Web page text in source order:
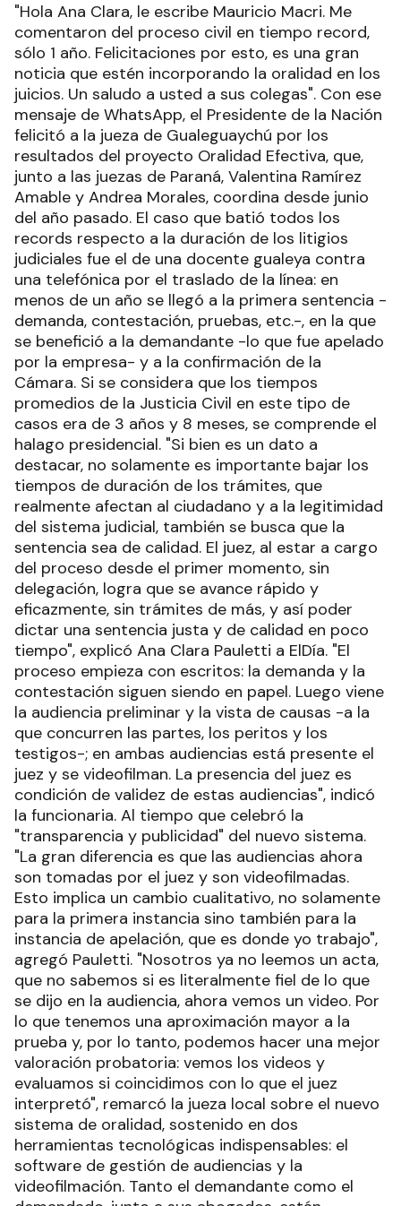
"Hola Ana Clara, le escribe Mauricio Macri. Me
comentaron del proceso civil en tiempo record,
sólo 1 año. Felicitaciones por esto, es una gran
noticia que estén incorporando la oralidad en los
juicios. Un saludo a usted a sus colegas". Con ese
mensaje de WhatsApp, el Presidente de la Nación
felicitó a la jueza de Gualeguaychú por los
resultados del proyecto Oralidad Efectiva, que,
junto a las juezas de Paraná, Valentina Ramírez
Amable y Andrea Morales, coordina desde junio
del año pasado. El caso que batió todos los
records respecto a la duración de los litigios
judiciales fue el de una docente gualeya contra
una telefónica por el traslado de la línea: en
menos de un año se llegó a la primera sentencia -
demanda, contestación, pruebas, etc.-, en la que
se benefició a la demandante -lo que fue apelado
por la empresa- y a la confirmación de la
Cámara. Si se considera que los tiempos
promedios de la Justicia Civil en este tipo de
casos era de 3 años y 8 meses, se comprende el
halago presidencial. "Si bien es un dato a
destacar, no solamente es importante bajar los
tiempos de duración de los trámites, que
realmente afectan al ciudadano y a la legitimidad
del sistema judicial, también se busca que la
sentencia sea de calidad. El juez, al estar a cargo
del proceso desde el primer momento, sin
delegación, logra que se avance rápido y
eficazmente, sin trámites de más, y así poder
dictar una sentencia justa y de calidad en poco
tiempo", explicó Ana Clara Pauletti a ElDía. "El
proceso empieza con escritos: la demanda y la
contestación siguen siendo en papel. Luego viene
la audiencia preliminar y la vista de causas -a la
que concurren las partes, los peritos y los
testigos-; en ambas audiencias está presente el
juez y se videofilman. La presencia del juez es
condición de validez de estas audiencias", indicó
la funcionaria. Al tiempo que celebró la
"transparencia y publicidad" del nuevo sistema.
"La gran diferencia es que las audiencias ahora
son tomadas por el juez y son videofilmadas.
Esto implica un cambio cualitativo, no solamente
para la primera instancia sino también para la
instancia de apelación, que es donde yo trabajo",
agregó Pauletti. "Nosotros ya no leemos un acta,
que no sabemos si es literalmente fiel de lo que
se dijo en la audiencia, ahora vemos un video. Por
lo que tenemos una aproximación mayor a la
prueba y, por lo tanto, podemos hacer una mejor
valoración probatoria: vemos los videos y
evaluamos si coincidimos con lo que el juez
interpretó", remarcó la jueza local sobre el nuevo
sistema de oralidad, sostenido en dos
herramientas tecnológicas indispensables: el
software de gestión de audiencias y la
videofilmación. Tanto el demandante como el